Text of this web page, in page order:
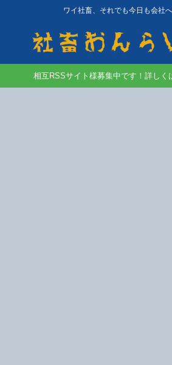
ワイ社畜、それでも今日も会社
相互RSSサイト様募集中です！詳しく